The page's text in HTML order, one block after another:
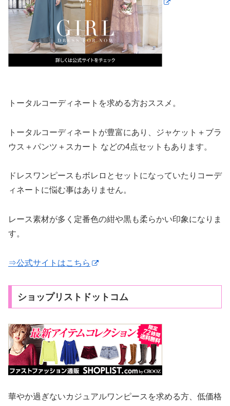
トータルコーディネートを求める方おススメ。
トータルコーディネートが豊富にあり、ジャケット＋ブラ
ウス＋パンツ＋スカート などの4点セットもあります。
ドレスワンピースもボレロとセットになっていたりコーデ
ィネートに悩む事はありません。
レース素材が多く定番色の紺や黒も柔らかい印象になりま
す。
⇒公式サイトはこちら
ショップリストドットコム
華やか過ぎないカジュアルワンピースを求める方、低価格